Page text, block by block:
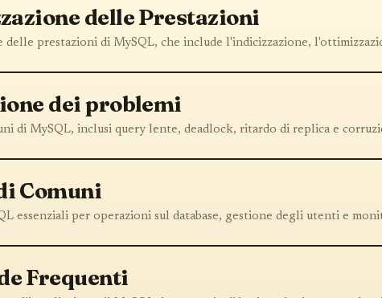
delle Prestazioni
delle prestazioni di MySQL, che include l'indicizzazione,
dei problemi
di MySQL, inclusi query lente, deadlock, ritardo di replica e
Comuni
essenziali per operazioni sul database, gestione degli utenti e
Frequenti